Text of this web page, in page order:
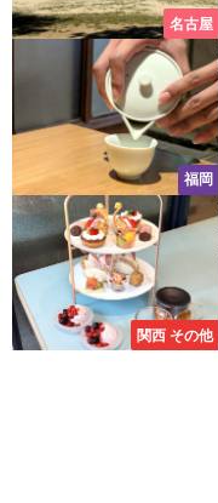
名古屋
福岡
関西 その他